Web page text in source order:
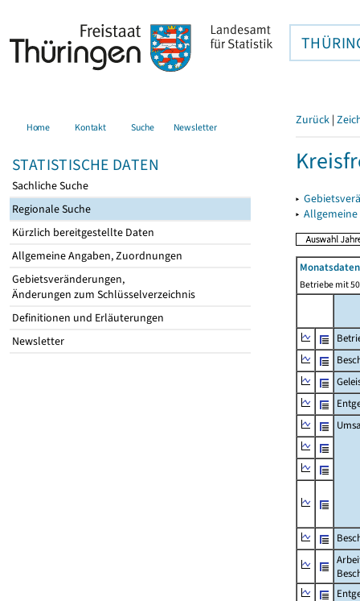
Home Kontakt Suche Newsletter
STATISTISCHE DATEN
Sachliche Suche
Regionale Suche
Kürzlich bereitgestellte Daten
Allgemeine Angaben, Zuordnungen
Gebietsveränderungen,
Änderungen zum Schlüsselverzeichnis
Definitionen und Erläuterungen
Newsletter
Zurück |
▸
▸
Betriebe mit